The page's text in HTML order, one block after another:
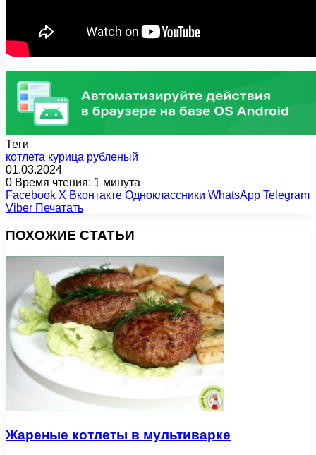
Теги
котлета курица рубленый
01.03.2024
0 Время чтения: 1 минута
Facebook X Вконтакте Одноклассники WhatsApp Telegram
Viber Печатать
ПОХОЖИЕ СТАТЬИ
Жареные котлеты в мультиварке